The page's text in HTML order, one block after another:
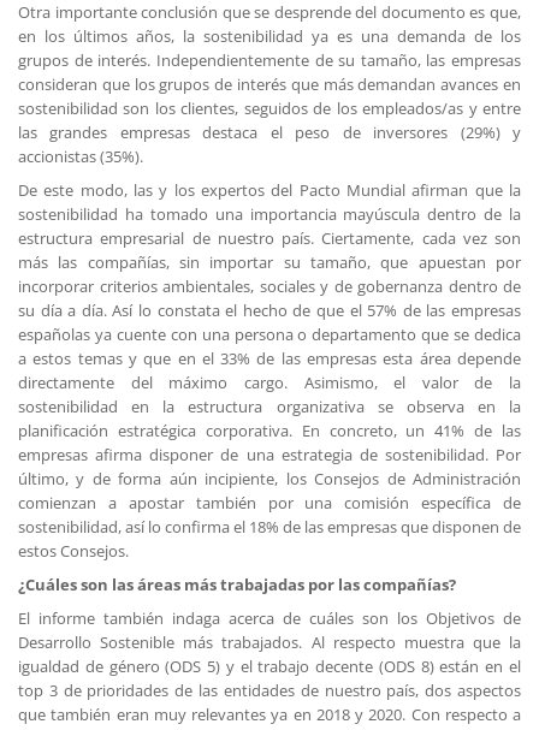
Otra importante conclusión que se desprende del documento es que,
en los últimos años, la sostenibilidad ya es una demanda de los
grupos de interés. Independientemente de su tamaño, las empresas
consideran que los grupos de interés que más demandan avances en
sostenibilidad son los clientes, seguidos de los empleados/as y entre
las grandes empresas destaca el peso de inversores (29%) y
accionistas (35%).
De este modo, las y los expertos del Pacto Mundial afirman que la
sostenibilidad ha tomado una importancia mayúscula dentro de la
estructura empresarial de nuestro país. Ciertamente, cada vez son
más las compañías, sin importar su tamaño, que apuestan por
incorporar criterios ambientales, sociales y de gobernanza dentro de
su día a día. Así lo constata el hecho de que el 57% de las empresas
españolas ya cuente con una persona o departamento que se dedica
a estos temas y que en el 33% de las empresas esta área depende
directamente del máximo cargo. Asimismo, el valor de la
sostenibilidad en la estructura organizativa se observa en la
planificación estratégica corporativa. En concreto, un 41% de las
empresas afirma disponer de una estrategia de sostenibilidad. Por
último, y de forma aún incipiente, los Consejos de Administración
comienzan a apostar también por una comisión específica de
sostenibilidad, así lo confirma el 18% de las empresas que disponen de
estos Consejos.
¿Cuáles son las áreas más trabajadas por las compañías?
El informe también indaga acerca de cuáles son los Objetivos de
Desarrollo Sostenible más trabajados. Al respecto muestra que la
igualdad de género (ODS 5) y el trabajo decente (ODS 8) están en el
top 3 de prioridades de las entidades de nuestro país, dos aspectos
que también eran muy relevantes ya en 2018 y 2020. Con respecto a